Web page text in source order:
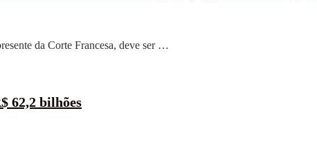
da Corte Francesa, deve ser …
62,2 bilhões